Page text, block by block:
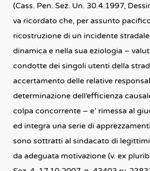
(Cass. Pen. Sez. Un. 30.4.1997,
va ricordato che, per assunto
ricostruzione di un incidente
dinamica e nella sua eziologia –
condotte dei singoli utenti della
accertamento delle relative
determinazione dell’efficienza
colpa concorrente – e’ rimessa al
ed integra una serie di
sono sottratti al sindacato di
da adeguata motivazione (v. ex